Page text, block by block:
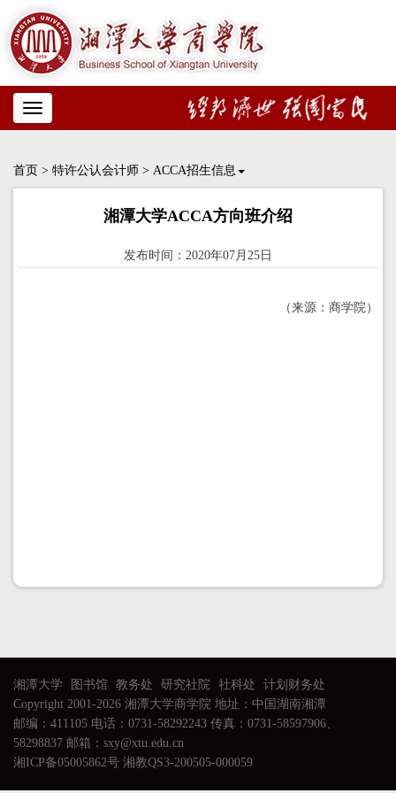
Toggle
navigation
首页 > 特许公认会计师 > ACCA招生信息
湘潭大学ACCA方向班介绍
发布时间：2020年07月25日
（来源：商学院）
湘潭大学 图书馆 教务处 研究社院 社科处
计划财务处
Copyright 2001-2026 湘潭大学商学院 地址：中国湖南湘潭
邮编：411105 电话：0731-58292243 传真：0731-58597906、
58298837 邮箱：sxy@xtu.edu.cn
湘ICP备05005862号 湘教QS3-200505-000059